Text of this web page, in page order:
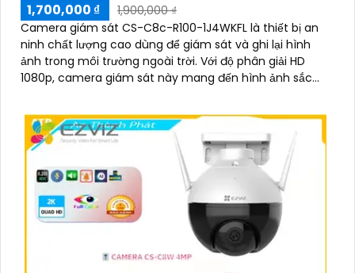
1,700,000 ₫
1,900,000 ₫
Camera giám sát CS-C8c-R100-1J4WKFL là thiết bị an
ninh chất lượng cao dùng để giám sát và ghi lại hình
ảnh trong môi trường ngoài trời. Với độ phân giải HD
1080p, camera giám sát này mang đến hình ảnh sắc